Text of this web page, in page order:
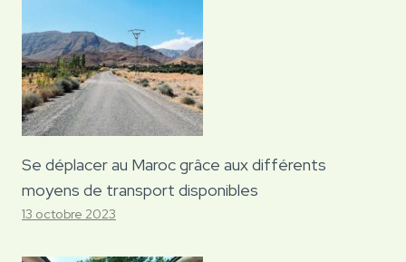
Se déplacer au Maroc grâce aux différents
moyens de transport disponibles
13 octobre 2023